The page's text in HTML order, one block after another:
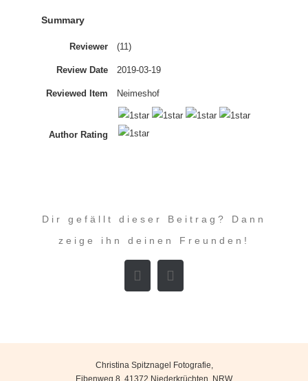
Summary
Reviewer (11)
Review Date 2019-03-19
Reviewed Item Neimeshof
Author Rating
Dir gefällt dieser Beitrag? Dann
zeige ihn deinen Freunden!
Facebook
E-
Mail
Christina Spitznagel Fotografie,